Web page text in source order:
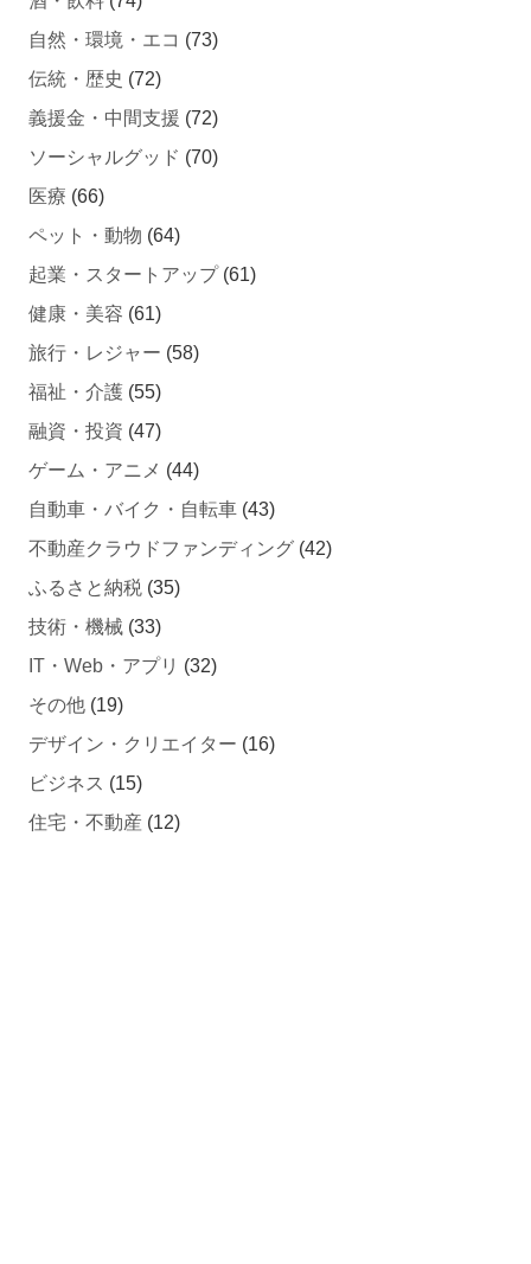
自然・環境・エコ (73)
伝統・歴史 (72)
義援金・中間支援 (72)
ソーシャルグッド (70)
医療 (66)
ペット・動物 (64)
起業・スタートアップ(61)
健康・美容 (61)
旅行・レジャー (58)
福祉・介護 (55)
融資・投資 (47)
ゲーム・アニメ (44)
自動車・バイク・自転車 (43)
不動産クラウドファンディング (42)
ふるさと納税 (35)
技術・機械 (33)
IT・Web・アプリ (32)
その他 (19)
デザイン・クリエイター (16)
ビジネス (15)
住宅・不動産 (12)